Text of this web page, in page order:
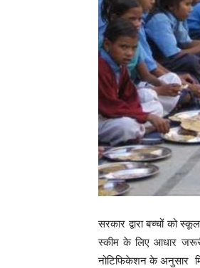
सरकार द्वारा बच्चों को
स्कीम के लिए आधार
नोटिफिकेशन के अनुसार